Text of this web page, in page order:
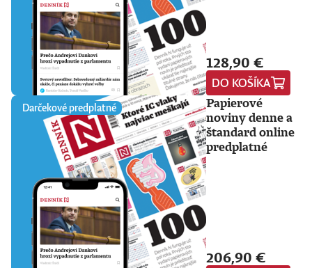
128,90 €
DO KOŠÍKA
Darčekové predplatné
Papierové
noviny denne a
štandard online
predplatné
206,90 €